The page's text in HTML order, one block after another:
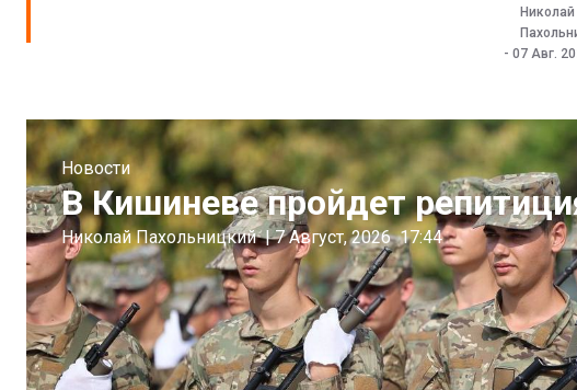
Николай
- 07 Авг.
Новости
В Кишиневе пройдет
Николай Пахольницкий | 7 Август, 2026 17:44